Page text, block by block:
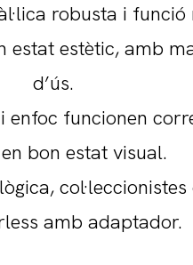
robusta i funció
estat estètic, amb
d’ús.
enfoc funcionen
bon estat visual.
amb adaptador.